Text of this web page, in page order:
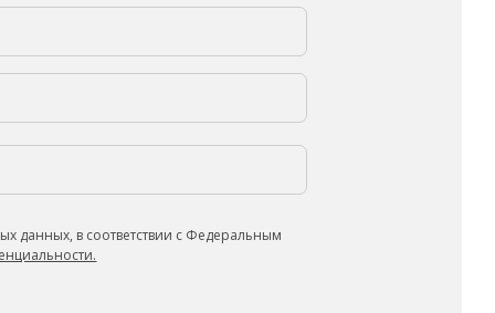
данных, в соответствии с Федеральным